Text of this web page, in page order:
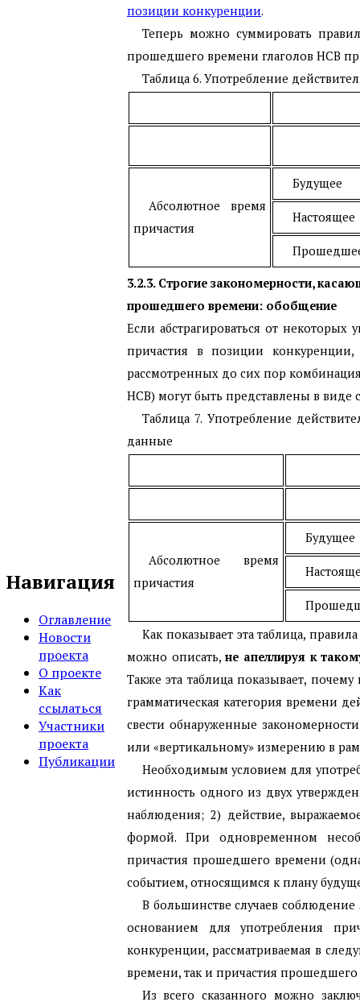
Навигация
Оглавление
Новости
проекта
О проекте
Как
ссылаться
Участники
проекта
Публикации
позиции конкуренции.
Теперь можно суммировать
прошедшего времени глаголов НСВ
Таблица 6. Употребление
Абсолютное время
причастия
Будущее
Настоящее
3.2.3. Строгие закономерности,
прошедшего времени: обобщение
Если абстрагироваться от
причастия в позиции
рассмотренных до сих пор
НСВ) могут быть представлены в
Таблица 7. Употребление
данные
Абсолютное время
причастия
Будущее
Как показывает эта таблица,
можно описать,не апеллируя к
Также эта таблица показывает,
грамматическая категория времени
свести обнаруженные
или «вертикальному» измерению в
Необходимым условием для
истинность одного из двух
наблюдения; 2) действие,
формой. При одновременном
причастия прошедшего времени
событием, относящимся к плану
В большинстве случаев
основанием для употребления
конкуренции, рассматриваемая в
времени, так и причастия
Из всего сказанного можно